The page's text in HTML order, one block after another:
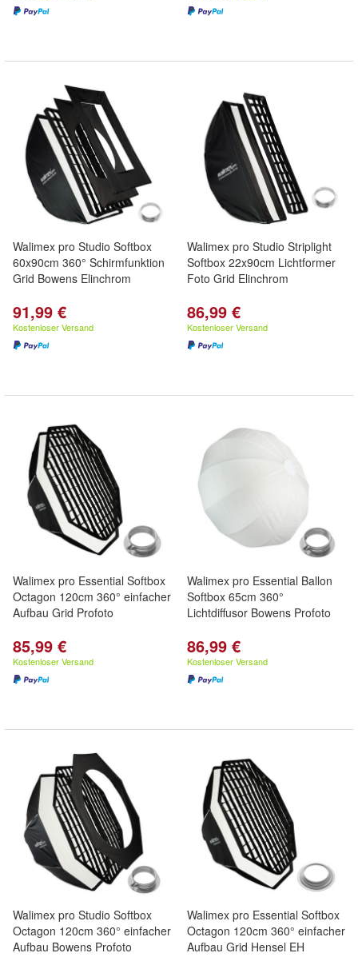
Walimex pro Studio Softbox
60x90cm 360° Schirmfunktion
Grid Bowens Elinchrom
91,99 €
Kostenloser Versand
Walimex pro Studio Striplight
Softbox 22x90cm Lichtformer
Foto Grid Elinchrom
86,99 €
Kostenloser Versand
Walimex pro Essential Softbox
Octagon 120cm 360° einfacher
Aufbau Grid Profoto
85,99 €
Kostenloser Versand
Walimex pro Essential Ballon
Softbox 65cm 360°
Lichtdiffusor Bowens Profoto
86,99 €
Kostenloser Versand
Walimex pro Studio Softbox
Octagon 120cm 360° einfacher
Aufbau Bowens Profoto
Walimex pro Essential Softbox
Octagon 120cm 360° einfacher
Aufbau Grid Hensel EH